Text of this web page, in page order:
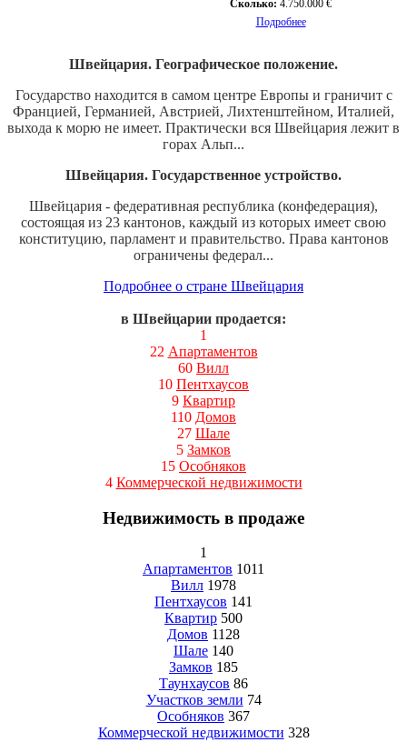
Сколько: 4.750.000 €
Подробнее
Швейцария. Географическое положение.
Государство находится в самом центре Европы и граничит с
Францией, Германией, Австрией, Лихтенштейном, Италией,
выхода к морю не имеет. Практически вся Швейцария лежит в
горах Альп...
Швейцария. Государственное устройство.
Швейцария - федеративная республика (конфедерация),
состоящая из 23 кантонов, каждый из которых имеет свою
конституцию, парламент и правительство. Права кантонов
ограничены федерал...
Подробнее о стране Швейцария
в Швейцарии продается:
1
22 Апартаментов
60 Вилл
10 Пентхаусов
9 Квартир
110 Домов
27 Шале
5 Замков
15 Особняков
4 Коммерческой недвижимости
Недвижимость в продаже
1
Апартаментов 1011
Вилл 1978
Пентхаусов 141
Квартир 500
Домов 1128
Шале 140
Замков 185
Таунхаусов 86
Участков земли 74
Особняков 367
Коммерческой недвижимости 328